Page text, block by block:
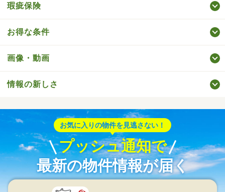
瑕疵保険
お得な条件
画像・動画
情報の新しさ
お気に入りの物件を見逃さない！
プッシュ通知で
最新の物件情報が届く